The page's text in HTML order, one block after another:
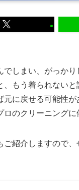
しまい、がっか
もう着られない
に戻せる可能性
のクリーニング
紹介しますので